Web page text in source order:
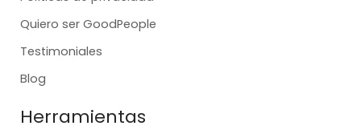
Quiero ser GoodPeople
Testimoniales
Blog
Herramientas